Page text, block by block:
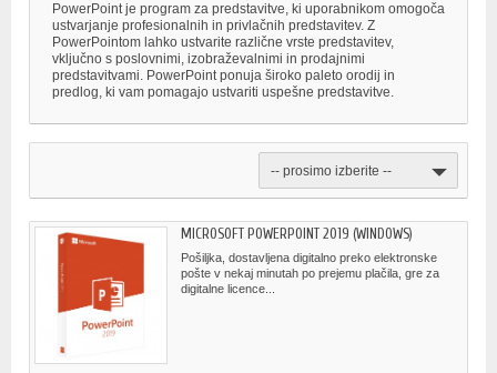
PowerPoint je program za predstavitve, ki uporabnikom omogoča
ustvarjanje profesionalnih in privlačnih predstavitev. Z
PowerPointom lahko ustvarite različne vrste predstavitev,
vključno s poslovnimi, izobraževalnimi in prodajnimi
predstavitvami. PowerPoint ponuja široko paleto orodij in
predlog, ki vam pomagajo ustvariti uspešne predstavitve.
-- prosimo izberite --
MICROSOFT POWERPOINT 2019 (WINDOWS)
Pošiljka, dostavljena digitalno preko elektronske
pošte v nekaj minutah po prejemu plačila, gre za
digitalne licence...